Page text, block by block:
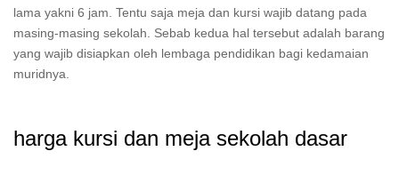
lama yakni 6 jam. Tentu saja meja dan kursi wajib datang pada
masing-masing sekolah. Sebab kedua hal tersebut adalah barang
yang wajib disiapkan oleh lembaga pendidikan bagi kedamaian
muridnya.
harga kursi dan meja sekolah dasar